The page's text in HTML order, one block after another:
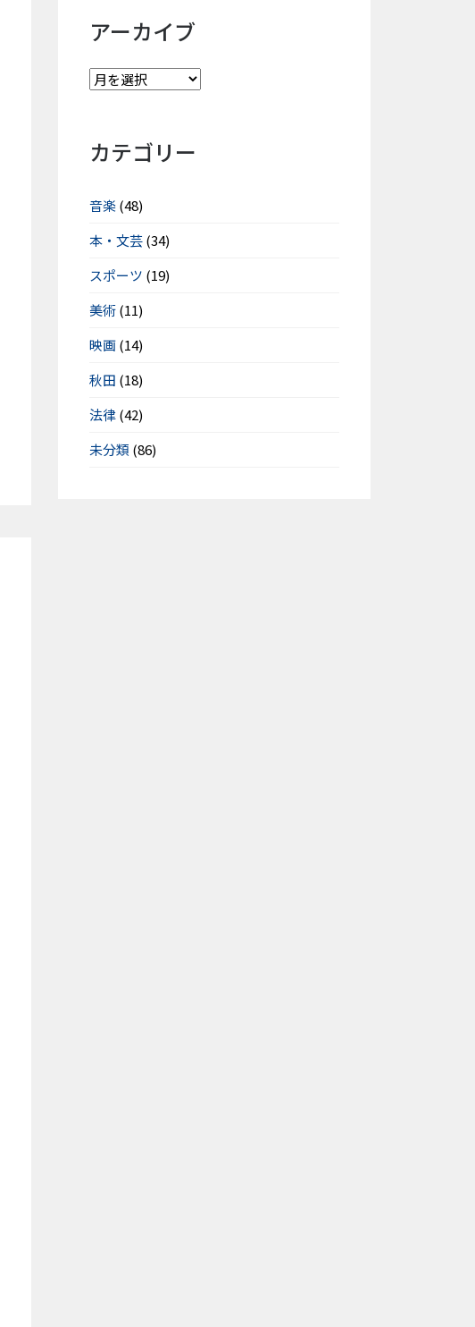
アーカイブ
カテゴリー
音楽(48)
本・文芸(34)
スポーツ (19)
美術(11)
映画(14)
秋田 (18)
法律(42)
未分類 (86)